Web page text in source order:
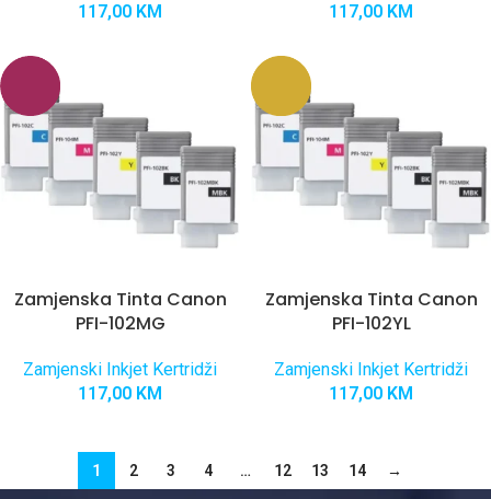
117,00 KM
117,00 KM
Zamjenska Tinta Canon
PFI-102MG
Zamjenski Inkjet Kertridži
117,00 KM
Zamjenska Tinta Canon
PFI-102YL
Zamjenski Inkjet Kertridži
117,00 KM
1 2 3 4 … 12 13 14 →